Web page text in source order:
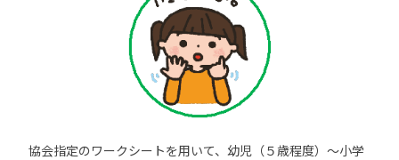
協会指定のワークシートを用いて、幼児（５歳程度）～小学